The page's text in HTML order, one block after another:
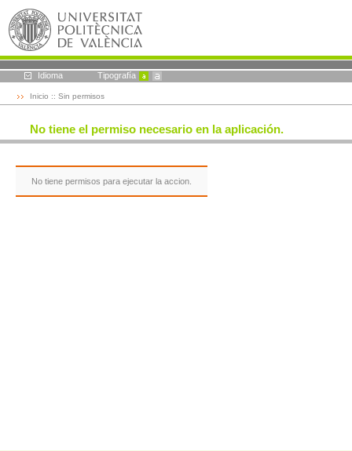
Idioma Tipografía
Inicio :: Sin permisos
No tiene el permiso necesario en la aplicación.
No tiene permisos para ejecutar la accion.